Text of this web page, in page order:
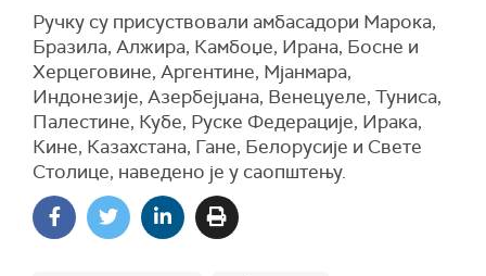
Ручку су присуствовали амбасадори Марока,
Бразила, Алжира, Камбоџе, Ирана, Босне и
Херцеговине, Аргентине, Мјанмара,
Индонезије, Азербејџана, Венецуеле, Туниса,
Палестине, Кубе, Руске Федерације, Ирака,
Кине, Казахстана, Гане, Белорусије и Свете
Столице, наведено је у саопштењу.